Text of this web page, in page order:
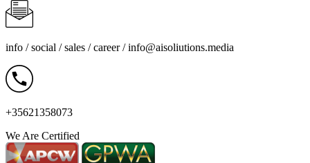
info / social / sales / career /info@aisoliutions.media
+35621358073
We Are Certified